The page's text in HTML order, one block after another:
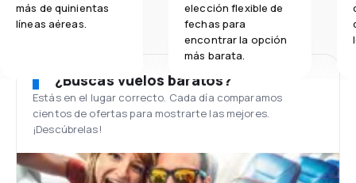
más de quinientas
líneas aéreas.
elección flexible de
fechas para
encontrar la opción
más barata.
¿Buscas vuelos baratos?
Estás en el lugar correcto. Cada día comparamos
cientos de ofertas para mostrarte las mejores.
¡Descúbrelas!